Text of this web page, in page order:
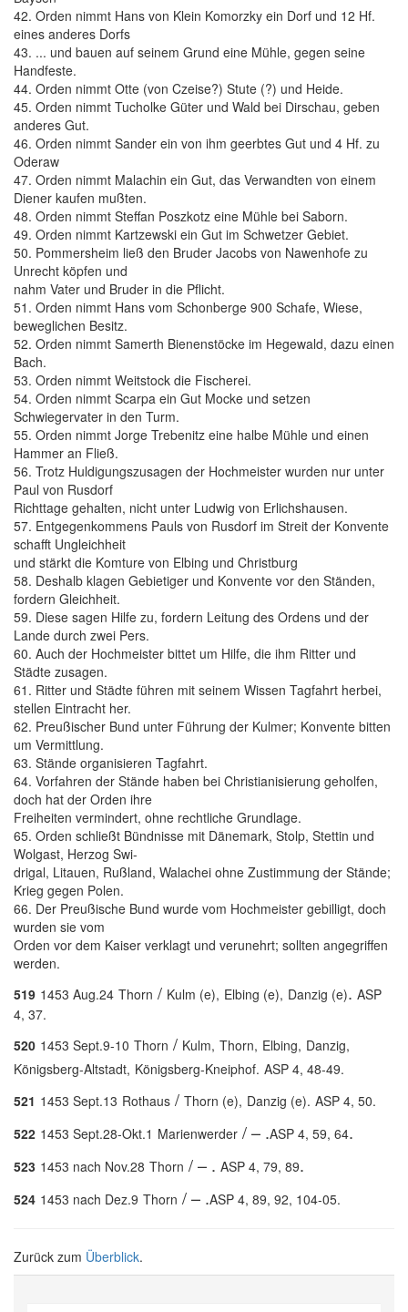
42. Orden nimmt Hans von Klein Komorzky ein Dorf und 12 Hf.
eines anderes Dorfs
43. ... und bauen auf seinem Grund eine Mühle, gegen seine
Handfeste.
44. Orden nimmt Otte (von Czeise?) Stute (?) und Heide.
45. Orden nimmt Tucholke Güter und Wald bei Dirschau, geben
anderes Gut.
46. Orden nimmt Sander ein von ihm geerbtes Gut und 4 Hf. zu
Oderaw
47. Orden nimmt Malachin ein Gut, das Verwandten von einem
Diener kaufen mußten.
48. Orden nimmt Steffan Poszkotz eine Mühle bei Saborn.
49. Orden nimmt Kartzewski ein Gut im Schwetzer Gebiet.
50. Pommersheim ließ den Bruder Jacobs von Nawenhofe zu
Unrecht köpfen und
nahm Vater und Bruder in die Pflicht.
51. Orden nimmt Hans vom Schonberge 900 Schafe, Wiese,
beweglichen Besitz.
52. Orden nimmt Samerth Bienenstöcke im Hegewald, dazu einen
Bach.
53. Orden nimmt Weitstock die Fischerei.
54. Orden nimmt Scarpa ein Gut Mocke und setzen
Schwiegervater in den Turm.
55. Orden nimmt Jorge Trebenitz eine halbe Mühle und einen
Hammer an Fließ.
56. Trotz Huldigungszusagen der Hochmeister wurden nur unter
Paul von Rusdorf
Richttage gehalten, nicht unter Ludwig von Erlichshausen.
57. Entgegenkommens Pauls von Rusdorf im Streit der Konvente
schafft Ungleichheit
und stärkt die Komture von Elbing und Christburg
58. Deshalb klagen Gebietiger und Konvente vor den Ständen,
fordern Gleichheit.
59. Diese sagen Hilfe zu, fordern Leitung des Ordens und der
Lande durch zwei Pers.
60. Auch der Hochmeister bittet um Hilfe, die ihm Ritter und
Städte zusagen.
61. Ritter und Städte führen mit seinem Wissen Tagfahrt herbei,
stellen Eintracht her.
62. Preußischer Bund unter Führung der Kulmer; Konvente bitten
um Vermittlung.
63. Stände organisieren Tagfahrt.
64. Vorfahren der Stände haben bei Christianisierung geholfen,
doch hat der Orden ihre
Freiheiten vermindert, ohne rechtliche Grundlage.
65. Orden schließt Bündnisse mit Dänemark, Stolp, Stettin und
Wolgast, Herzog Swi-
drigal, Litauen, Rußland, Walachei ohne Zustimmung der Stände;
Krieg gegen Polen.
66. Der Preußische Bund wurde vom Hochmeister gebilligt, doch
wurden sie vom
Orden vor dem Kaiser verklagt und verunehrt; sollten angegriffen
werden.
519 1453 Aug.24 Thorn / Kulm (e), Elbing (e), Danzig (e). ASP
4, 37.
520 1453 Sept.9-10 Thorn / Kulm, Thorn, Elbing, Danzig,
Königsberg-Altstadt, Königsberg-Kneiphof. ASP 4, 48-49.
521 1453 Sept.13 Rothaus / Thorn (e), Danzig (e). ASP 4, 50.
522 1453 Sept.28-Okt.1 Marienwerder / – .ASP 4, 59, 64.
523 1453 nach Nov.28 Thorn / – . ASP 4, 79, 89.
524 1453 nach Dez.9 Thorn / – .ASP 4, 89, 92, 104-05.
Zurück zum Überblick.